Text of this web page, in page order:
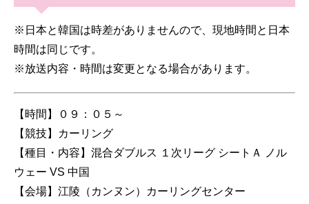
※日本と韓国は時差がありませんので、現地時間と日本
時間は同じです。
※放送内容・時間は変更となる場合があります。
【時間】０９：０５～
【競技】カーリング
【種目・内容】混合ダブルス １次リーグ シートＡ ノル
ウェー VS 中国
【会場】江陵（カンヌン）カーリングセンター